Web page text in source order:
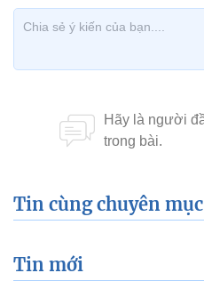
Tin cùng chuyên mục
Tin mới